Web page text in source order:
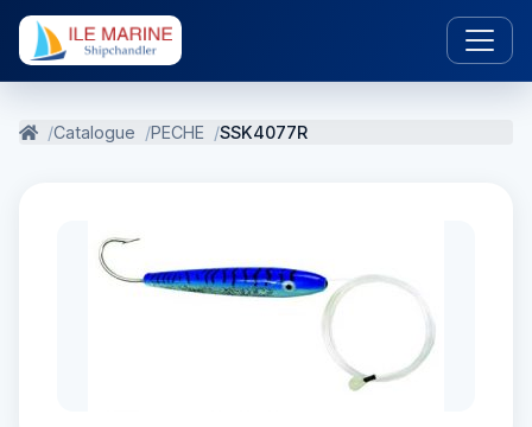
Catalogue PECHE SSK4077R